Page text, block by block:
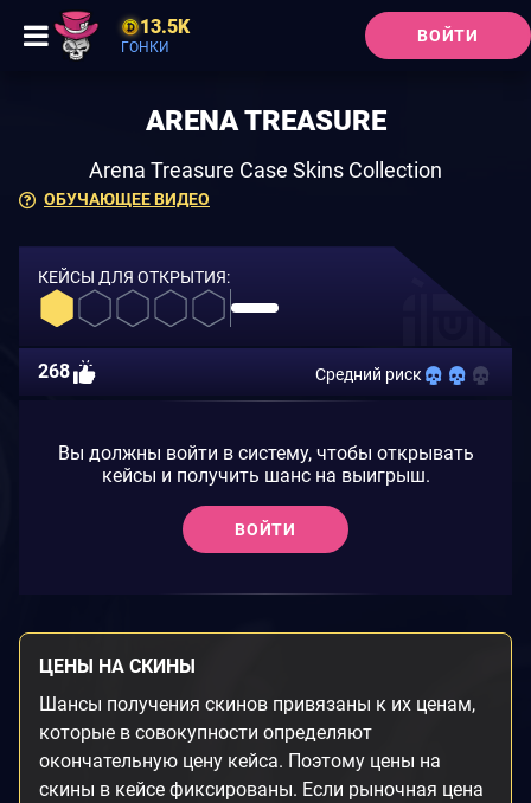
13.5K
ГОНКИ
ВОЙТИ
ОБУЧАЮЩЕЕ ВИДЕО
ARENA TREASURE
Arena Treasure Case Skins Collection
КЕЙСЫ ДЛЯ ОТКРЫТИЯ:
268 Средний риск
Вы должны войти в систему, чтобы открывать
кейсы и получить шанс на выигрыш.
ВОЙТИ
ЦЕНЫ НА СКИНЫ
Шансы получения скинов привязаны к их ценам,
которые в совокупности определяют
окончательную цену кейса. Поэтому цены на
скины в кейсе фиксированы. Если рыночная цена